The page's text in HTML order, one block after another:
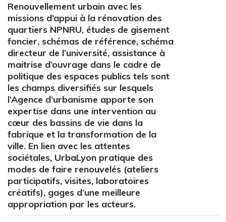
Renouvellement urbain avec les
missions d’appui à la rénovation des
quartiers NPNRU, études de gisement
foncier, schémas de référence, schéma
directeur de l’université, assistance à
maitrise d’ouvrage dans le cadre de
politique des espaces publics tels sont
les champs diversifiés sur lesquels
l’Agence d’urbanisme apporte son
expertise dans une intervention au
cœur des bassins de vie dans la
fabrique et la transformation de la
ville. En lien avec les attentes
sociétales, UrbaLyon pratique des
modes de faire renouvelés (ateliers
participatifs, visites, laboratoires
créatifs), gages d’une meilleure
appropriation par les acteurs.